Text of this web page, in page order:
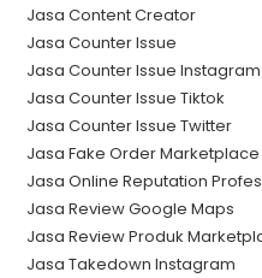
Jasa Content Creator
Jasa Counter Issue
Jasa Counter Issue Instagram
Jasa Counter Issue Tiktok
Jasa Counter Issue Twitter
Jasa Fake Order Marketplace
Jasa Online Reputation
Jasa Review Google Maps
Jasa Review Produk
Jasa Takedown Instagram